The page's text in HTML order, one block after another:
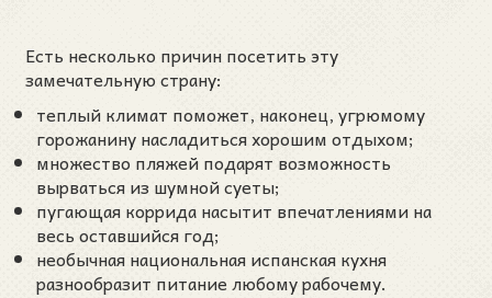
Есть несколько причин посетить эту
замечательную страну:
теплый климат поможет, наконец, угрюмому
горожанину насладиться хорошим отдыхом;
множество пляжей подарят возможность
вырваться из шумной суеты;
пугающая коррида насытит впечатлениями на
весь оставшийся год;
необычная национальная испанская кухня
разнообразит питание любому рабочему.